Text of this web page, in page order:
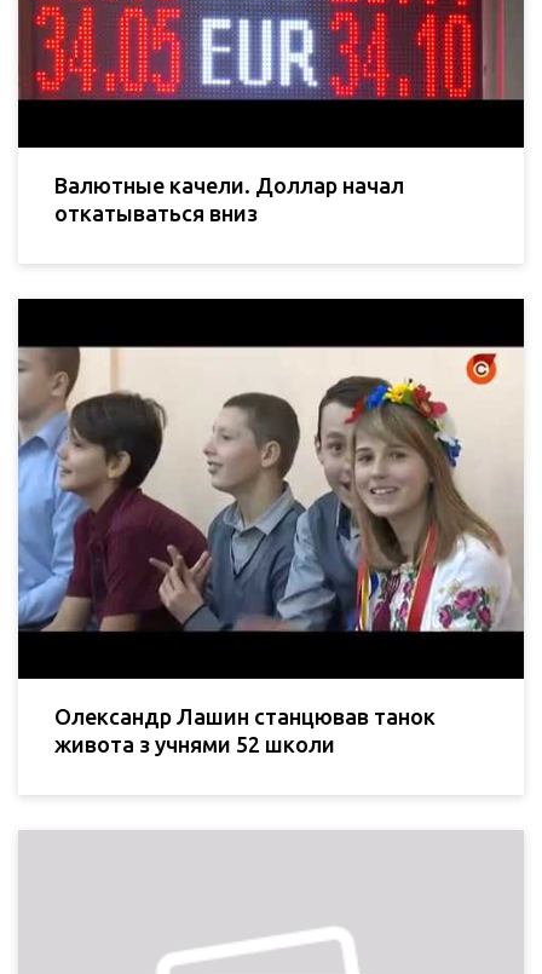
Валютные качели. Доллар начал
откатываться вниз
Олександр Лашин станцював танок
живота з учнями 52 школи